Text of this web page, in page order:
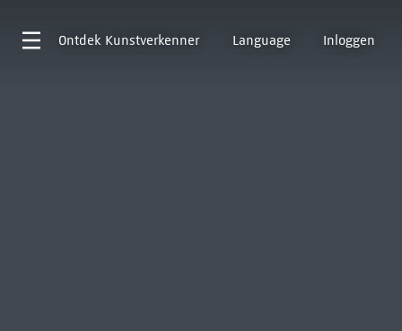
Ontdek Kunstverkenner Language Inloggen